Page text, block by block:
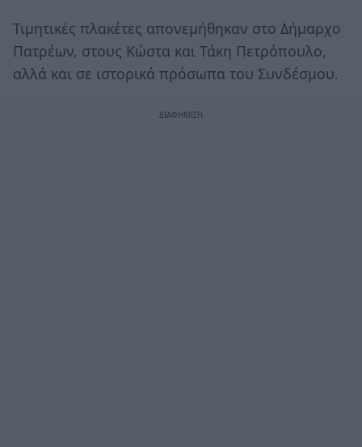
Τιμητικές πλακέτες απονεμήθηκαν στο Δήμαρχο
Πατρέων, στους Κώστα και Τάκη Πετρόπουλο,
αλλά και σε ιστορικά πρόσωπα του Συνδέσμου.